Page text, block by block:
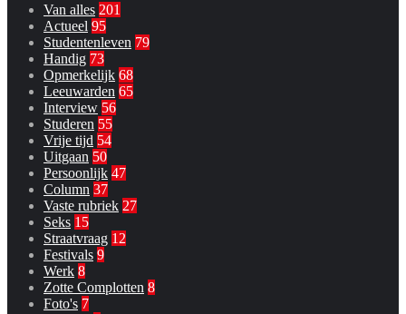
Van alles 201
Actueel 95
Studentenleven 79
Handig 73
Opmerkelijk 68
Leeuwarden 65
Interview 56
Studeren 55
Vrije tijd 54
Uitgaan 50
Persoonlijk 47
Column 37
Vaste rubriek 27
Seks 15
Straatvraag 12
Festivals 9
Werk 8
Zotte Complotten 8
Foto's 7